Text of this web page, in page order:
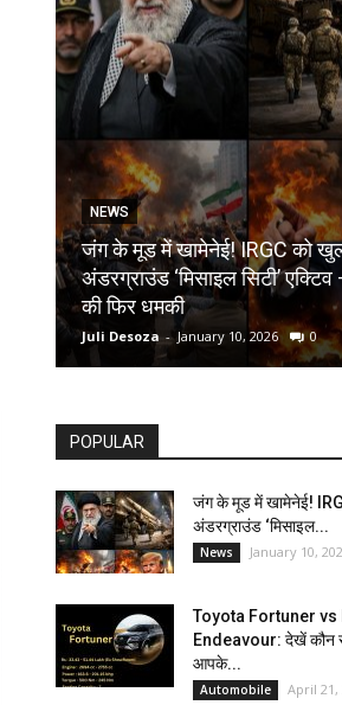
NEWS
जंग के मूड में खामेनेई! IRGC को
अंडरग्राउंड ‘मिसाइल सिटी’
की फिर धमकी
Juli Desoza - January 10, 2026 0
POPULAR
जंग के मूड में खामेनेई!
अंडरग्राउंड ‘मिसाइल...
News January 10,
Toyota Fortuner vs
Endeavour: देखें कौन
आपके...
Automobile April 21,